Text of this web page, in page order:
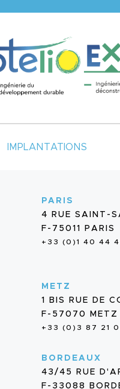
IMPLANTATIONS
PARIS
4 RUE SAINT-
F-75011 PARIS
+33 (0)1 40 44
METZ
1 BIS RUE DE
F-57070 METZ
+33 (0)3 87 21
BORDEAUX
43/45 RUE
F-33088